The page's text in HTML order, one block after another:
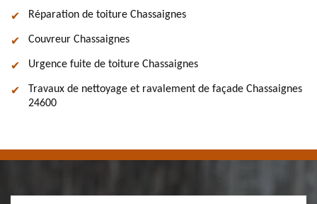
Réparation de toiture Chassaignes
Couvreur Chassaignes
Urgence fuite de toiture Chassaignes
Travaux de nettoyage et ravalement de façade Chassaignes
24600